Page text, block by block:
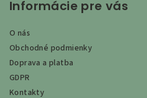
Informácie pre vás
O nás
Obchodné podmienky
Doprava a platba
GDPR
Kontakty